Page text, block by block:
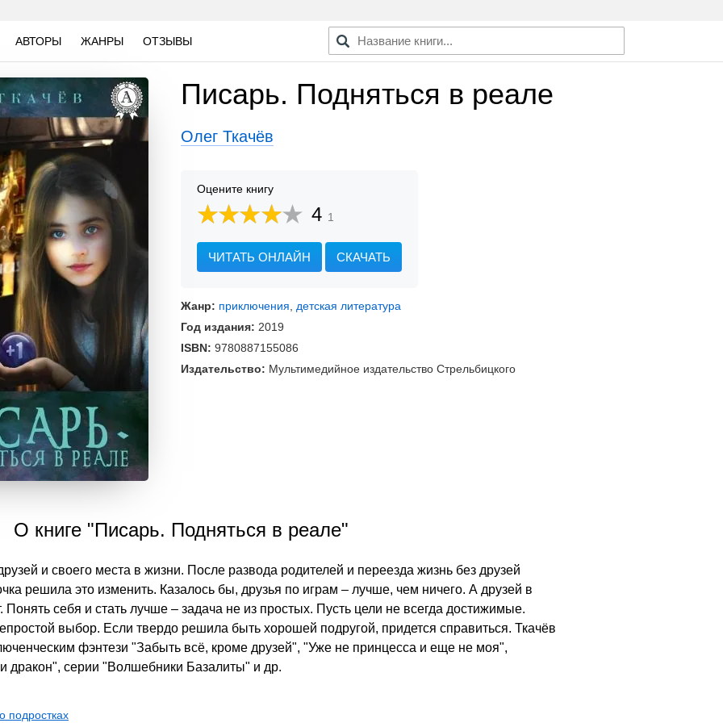
АВТОРЫ ЖАНРЫ ОТЗЫВЫ
Писарь. Подняться в реале
Олег Ткачёв
Оцените книгу
4 1
ЧИТАТЬ ОНЛАЙН СКАЧАТЬ
Жанр: приключения
детская литература
Год издания: 2019
ISBN: 9780887155086
Издательство: Мультимедийное издательство Стрельбицкого
О книге "Писарь. Подняться в реале"
и своего места в жизни. После развода родителей и переезда жизнь без друзей
решила это изменить. Казалось бы, друзья по играм – лучше, чем ничего. А друзей в
Понять себя и стать лучше – задача не из простых. Пусть цели не всегда достижимые.
выбор. Если твердо решила быть хорошей подругой, придется справиться. Ткачёв
фэнтези "Забыть всё, кроме друзей", "Уже не принцесса и еще не моя",
серии "Волшебники Базалиты" и др.
подростках